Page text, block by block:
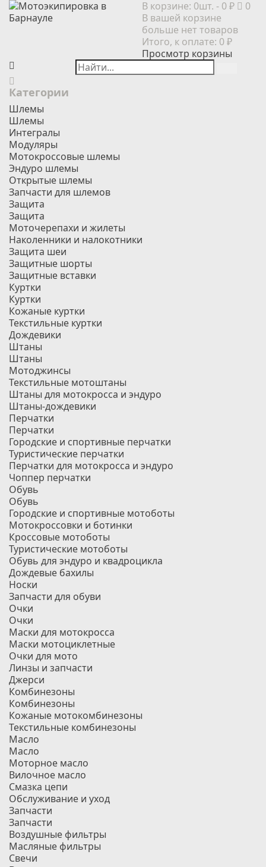
В корзине: 0шт. - 0 ₽
0
В вашей корзине
больше нет товаров
Итого, к оплате: 0 ₽
Просмотр корзины
Категории
Шлемы
Шлемы
Интегралы
Модуляры
Мотокроссовые шлемы
Эндуро шлемы
Открытые шлемы
Запчасти для шлемов
Защита
Защита
Моточерепахи и жилеты
Наколенники и налокотники
Защита шеи
Защитные шорты
Защитные вставки
Куртки
Куртки
Кожаные куртки
Текстильные куртки
Дождевики
Штаны
Штаны
Мотоджинсы
Текстильные мотоштаны
Штаны для мотокросса и эндуро
Штаны-дождевики
Перчатки
Перчатки
Городские и спортивные перчатки
Туристические перчатки
Перчатки для мотокросса и эндуро
Чоппер перчатки
Обувь
Обувь
Городские и спортивные мотоботы
Мотокроссовки и ботинки
Кроссовые мотоботы
Туристические мотоботы
Обувь для эндуро и квадроцикла
Дождевые бахилы
Носки
Запчасти для обуви
Очки
Очки
Маски для мотокросса
Маски мотоциклетные
Очки для мото
Линзы и запчасти
Джерси
Комбинезоны
Комбинезоны
Кожаные мотокомбинезоны
Текстильные комбинезоны
Масло
Масло
Моторное масло
Вилочное масло
Смазка цепи
Обслуживание и уход
Запчасти
Запчасти
Воздушные фильтры
Масляные фильтры
Свечи